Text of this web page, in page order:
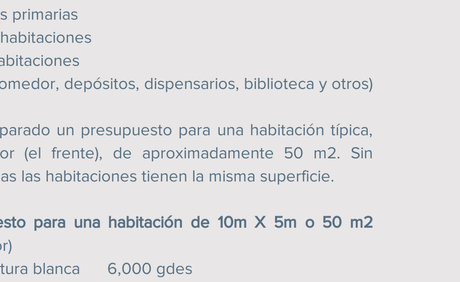
primarias
depósitos, dispensarios, biblioteca y otros)
un presupuesto para una habitación típica,
(el frente), de aproximadamente 50 m2. Sin
las habitaciones tienen la misma superficie.
una habitación de 10m X 5m o 50 m2
blanca 6,000 gdes